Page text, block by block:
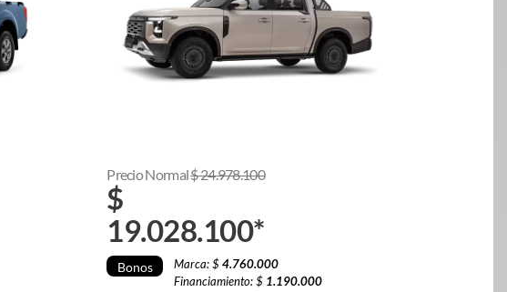
Precio Normal$24.978.100
$
19.028.100*
Bonos Marca: $ 4.760.000
Financiamiento: $ 1.190.000